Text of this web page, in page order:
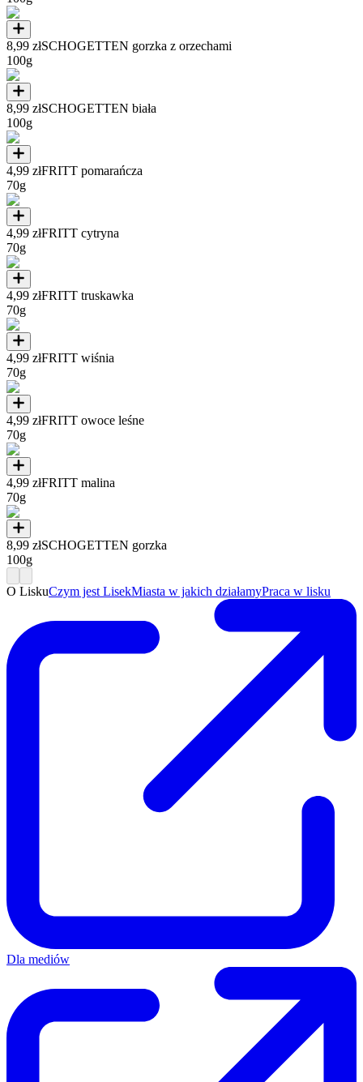
8,99 złSCHOGETTEN gorzka z orzechami
100g
8,99 złSCHOGETTEN biała
100g
4,99 złFRITT pomarańcza
70g
4,99 złFRITT cytryna
70g
4,99 złFRITT truskawka
70g
4,99 złFRITT wiśnia
70g
4,99 złFRITT owoce leśne
70g
4,99 złFRITT malina
70g
8,99 złSCHOGETTEN gorzka
100g
O LiskuCzym jest LisekMiasta w jakich działamyPraca w lisku
Dla mediów